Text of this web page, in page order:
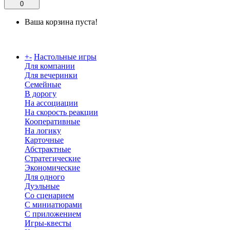
0
Ваша корзина пуста!
+- Настольные игры
Для компании
Для вечеринки
Семейные
В дорогу
На ассоциации
На скорость реакции
Кооперативные
На логику
Карточные
Абстрактные
Стратегические
Экономические
Для одного
Дуэльные
Со сценарием
С миниатюрами
С приложением
Игры-квесты